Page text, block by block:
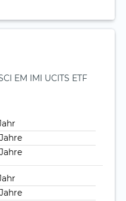
EM IMI UCITS ETF